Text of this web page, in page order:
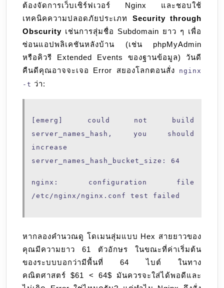
ถึง
ทำ
เซิร์ฟเวอร์
พัง?
ต้องจัดการเว็บเซิร์ฟเวอร์ Nginx และชอบใช้
เทคนิคความปลอดภัยประเภท Security through
Obscurity เช่นการสุ่มชื่อ Subdomain ยาว ๆ เพื่อ
ซ่อนแอปพลิเคชันหลังบ้าน (เช่น phpMyAdmin
หรือคิวรี Extended Events ของฐานข้อมูล) วันดี
คืนดีคุณอาจจะเจอ Error สยองโลกตอนสั่ง
nginx
-t ว่า:
[emerg] could not build
server_names_hash, you should
increase
server_names_hash_bucket_size: 64
nginx: configuration file
/etc/nginx/nginx.conf test failed
หากลองคำนวณดู โดเมนสุ่มแบบ Hex สายยาวของ
คุณมีความยาว 61 ตัวอักษร ในขณะที่ค่าเริ่มต้น
ของระบบบอกว่ามีพื้นที่ 64 ไบต์ ในทาง
คณิตศาสตร์ $61 < 64$ มันควรจะใส่ได้พอดีและ